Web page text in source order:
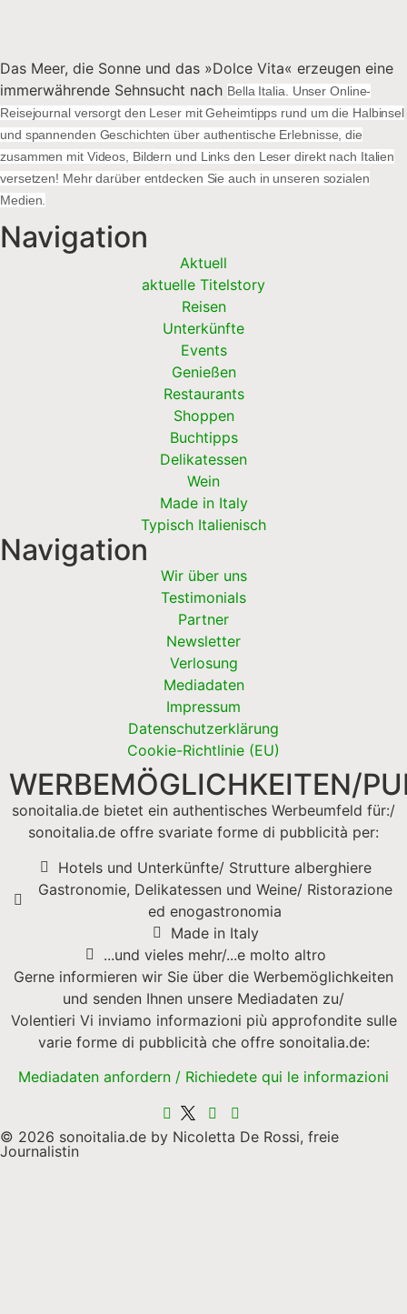
Das Meer, die Sonne und das »Dolce Vita« erzeugen eine
immerwährende Sehnsucht nach Bella Italia. Unser Online-
Reisejournal versorgt den Leser mit Geheimtipps rund um die Halbinsel
und spannenden Geschichten über authentische Erlebnisse, die
zusammen mit Videos, Bildern und Links den Leser direkt nach Italien
versetzen! Mehr darüber entdecken Sie auch in unseren sozialen
Medien.
Navigation
Aktuell
aktuelle Titelstory
Reisen
Unterkünfte
Events
Genießen
Restaurants
Shoppen
Buchtipps
Delikatessen
Wein
Made in Italy
Typisch Italienisch
Navigation
Wir über uns
Testimonials
Partner
Newsletter
Verlosung
Mediadaten
Impressum
Datenschutzerklärung
Cookie-Richtlinie (EU)
WERBEMÖGLICHKEITEN/
sonoitalia.de bietet ein authentisches Werbeumfeld für:/
sonoitalia.de offre svariate forme di pubblicità per:
Hotels und Unterkünfte/ Strutture alberghiere
Gastronomie, Delikatessen und Weine/ Ristorazione
ed enogastronomia
Made in Italy
...und vieles mehr/...e molto altro
Gerne informieren wir Sie über die Werbemöglichkeiten
und senden Ihnen unsere Mediadaten zu/
Volentieri Vi inviamo informazioni più approfondite sulle
varie forme di pubblicità che offre sonoitalia.de:
Mediadaten anfordern / Richiedete qui le informazioni
© 2026 sonoitalia.de by Nicoletta De Rossi, freie
Journalistin